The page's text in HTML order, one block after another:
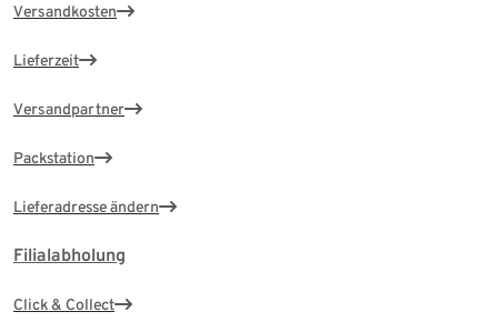
Versandkosten
Lieferzeit
Versandpartner
Packstation
Lieferadresse ändern
Filialabholung
Click & Collect